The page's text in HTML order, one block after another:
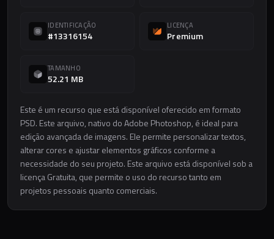
IDENTIFICAÇÃO
#13316154
LICENÇA
Premium
TAMANHO
52.21 MB
Este é um recurso que está disponível oferecido em formato
PSD. Este arquivo, nativo do Adobe Photoshop, é ideal para
edição avançada de imagens. Ele permite personalizar textos,
alterar cores e ajustar elementos gráficos conforme a
necessidade do seu projeto. Este arquivo está disponível sob a
licença Gratuita, que permite o uso do recurso tanto em
projetos pessoais quanto comerciais.